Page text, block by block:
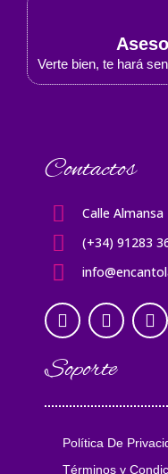
Verte bien, te hará
Contactos
Calle
(+34) 91283
Soporte
Política De
Términos y